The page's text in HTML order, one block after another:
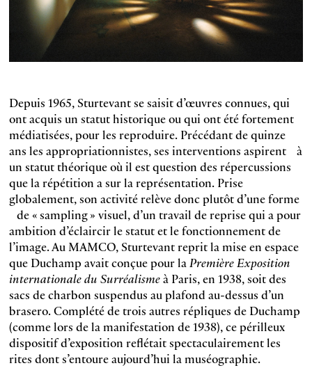
Depuis 1965, Sturtevant se saisit d’œuvres connues, qui
ont acquis un statut historique ou qui ont été fortement
médiatisées, pour les reproduire. Précédant de quinze
ans les appropriationnistes, ses interventions aspirent à
un statut théorique où il est question des répercussions
que la répétition a sur la représentation. Prise
globalement, son activité relève donc plutôt d’une forme
de « sampling » visuel, d’un travail de reprise qui a pour
ambition d’éclaircir le statut et le fonctionnement de
l’image. Au MAMCO, Sturtevant reprit la mise en espace
que Duchamp avait conçue pour laPremière Exposition
internationale du Surréalismeà Paris, en 1938, soit des
sacs de charbon suspendus au plafond au-dessus d’un
brasero. Complété de trois autres répliques de Duchamp
(comme lors de la manifestation de 1938), ce périlleux
dispositif d’exposition reflétait spectaculairement les
rites dont s’entoure aujourd’hui la muséographie.